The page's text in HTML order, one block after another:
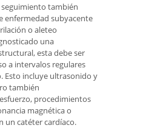
también
enfermedad subyacente
o aleteo
una
esta debe ser
a intervalos regulares
Esto incluye ultrasonido y
también
procedimientos
magnética o
un catéter cardíaco.